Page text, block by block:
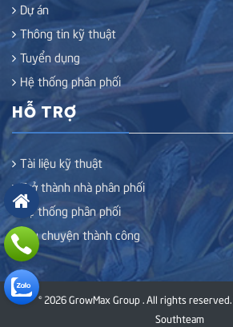
Dự án
Thông tin kỹ thuật
Tuyển dụng
Hệ thống phân phối
HỖ TRỢ
Tài liệu kỹ thuật
Trở thành nhà phân phối
Hệ thống phân phối
Câu chuyện thành công
© 2026 GrowMax Group . All rights reserved.
Southteam